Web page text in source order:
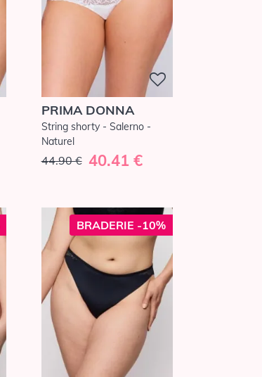
PRIMA DONNA
String shorty - Salerno -
Naturel
44.90 € 40.41 €
BRADERIE -10%